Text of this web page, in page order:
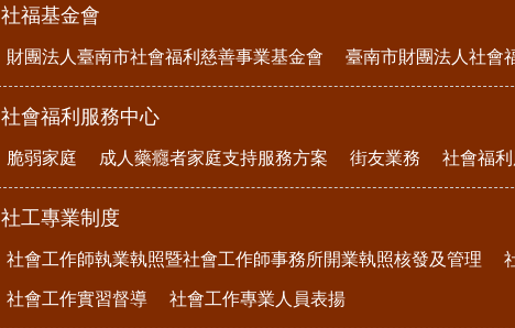
社福基金會
財團法人臺南市社會福利慈善事業基金會 臺南市財團法人社會
社會福利服務中心
脆弱家庭 成人藥癮者家庭支持服務方案 街友業務 社會福
社工專業制度
社會工作師執業執照暨社會工作師事務所開業執照核發及管理
社會工作實習督導 社會工作專業人員表揚